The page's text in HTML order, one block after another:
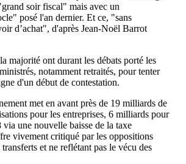
soir fiscal" mais avec un
posé l'an dernier. Et ce, "sans
d’achat", d'après Jean-Noël Barrot
majorité ont durant les débats porté les
notamment retraités, pour tenter
d'un début de contestation.
met en avant près de 19 milliards de
pour les entreprises, 6 milliards pour
via une nouvelle baisse de la taxe
vivement critiqué par les oppositions
et ne reflétant pas le vécu des